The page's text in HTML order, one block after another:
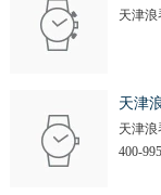
天津
天津
天津浪
400-